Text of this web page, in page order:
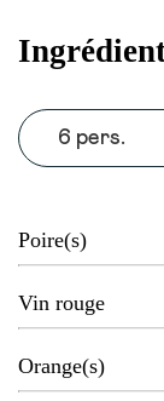
6 pers.
Poire(s)
Vin rouge
Orange(s)